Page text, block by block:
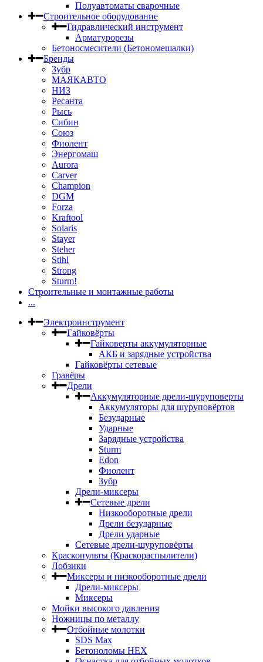
Полуавтоматы сварочные
Строительное оборудование
Гидравлический инструмент
Арматурорезы
Бетоносмесители (Бетономешалки)
Бренды
Зубр
МАЯКАВТО
НИЗ
Ресанта
Рысь
Сибин
Союз
Фиолент
Энергомаш
Aurora
Carver
Champion
DGM
Forza
Kraftool
Solaris
Stayer
Steher
Stihl
Strong
Sturm!
Строительные и монтажные работы
...
Электроинструмент
Гайковёрты
Гайковерты аккумуляторные
АКБ и зарядные устройства
Гайковёрты сетевые
Гравёры
Дрели
Аккумуляторные дрели-шуруповерты
Аккумуляторы для шуруповёртов
Безударные
Ударные
Зарядные устройства
Sturm
Edon
Фиолент
Зубр
Дрели-миксеры
Сетевые дрели
Низкооборотные дрели
Дрели безударные
Дрели ударные
Сетевые дрели-шуруповёрты
Краскопульты (Краскораспылители)
Лобзики
Миксеры и низкооборотные дрели
Дрели-миксеры
Миксеры
Мойки высокого давления
Ножницы по металлу
Отбойные молотки
SDS Max
Бетоноломы HEX